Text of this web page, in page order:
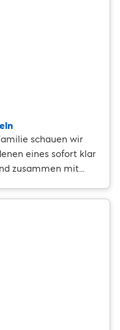
schauen wir
eines sofort klar
zusammen mit
– viele teilen ihr